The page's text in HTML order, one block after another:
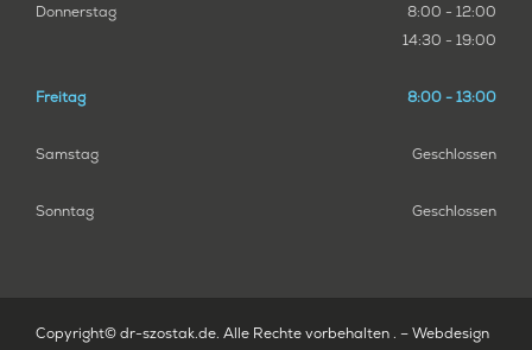
Donnerstag
8:00 - 12:00
14:30 - 19:00
Freitag 8:00 - 13:00
Samstag Geschlossen
Sonntag Geschlossen
Copyright© dr-szostak.de. Alle Rechte vorbehalten . – Webdesign